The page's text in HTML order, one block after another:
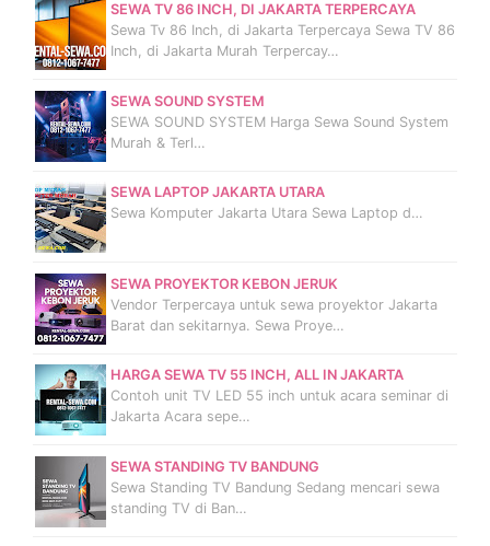
SEWA TV 86 INCH, DI JAKARTA TERPERCAYA
Sewa Tv 86 Inch, di Jakarta Terpercaya Sewa TV 86
Inch, di Jakarta Murah Terpercay…
SEWA SOUND SYSTEM
SEWA SOUND SYSTEM Harga Sewa Sound System
Murah & Terl…
SEWA LAPTOP JAKARTA UTARA
Sewa Komputer Jakarta Utara Sewa Laptop d…
SEWA PROYEKTOR KEBON JERUK
Vendor Terpercaya untuk sewa proyektor Jakarta
Barat dan sekitarnya. Sewa Proye…
HARGA SEWA TV 55 INCH, ALL IN JAKARTA
Contoh unit TV LED 55 inch untuk acara seminar di
Jakarta Acara sepe…
SEWA STANDING TV BANDUNG
Sewa Standing TV Bandung Sedang mencari sewa
standing TV di Ban…